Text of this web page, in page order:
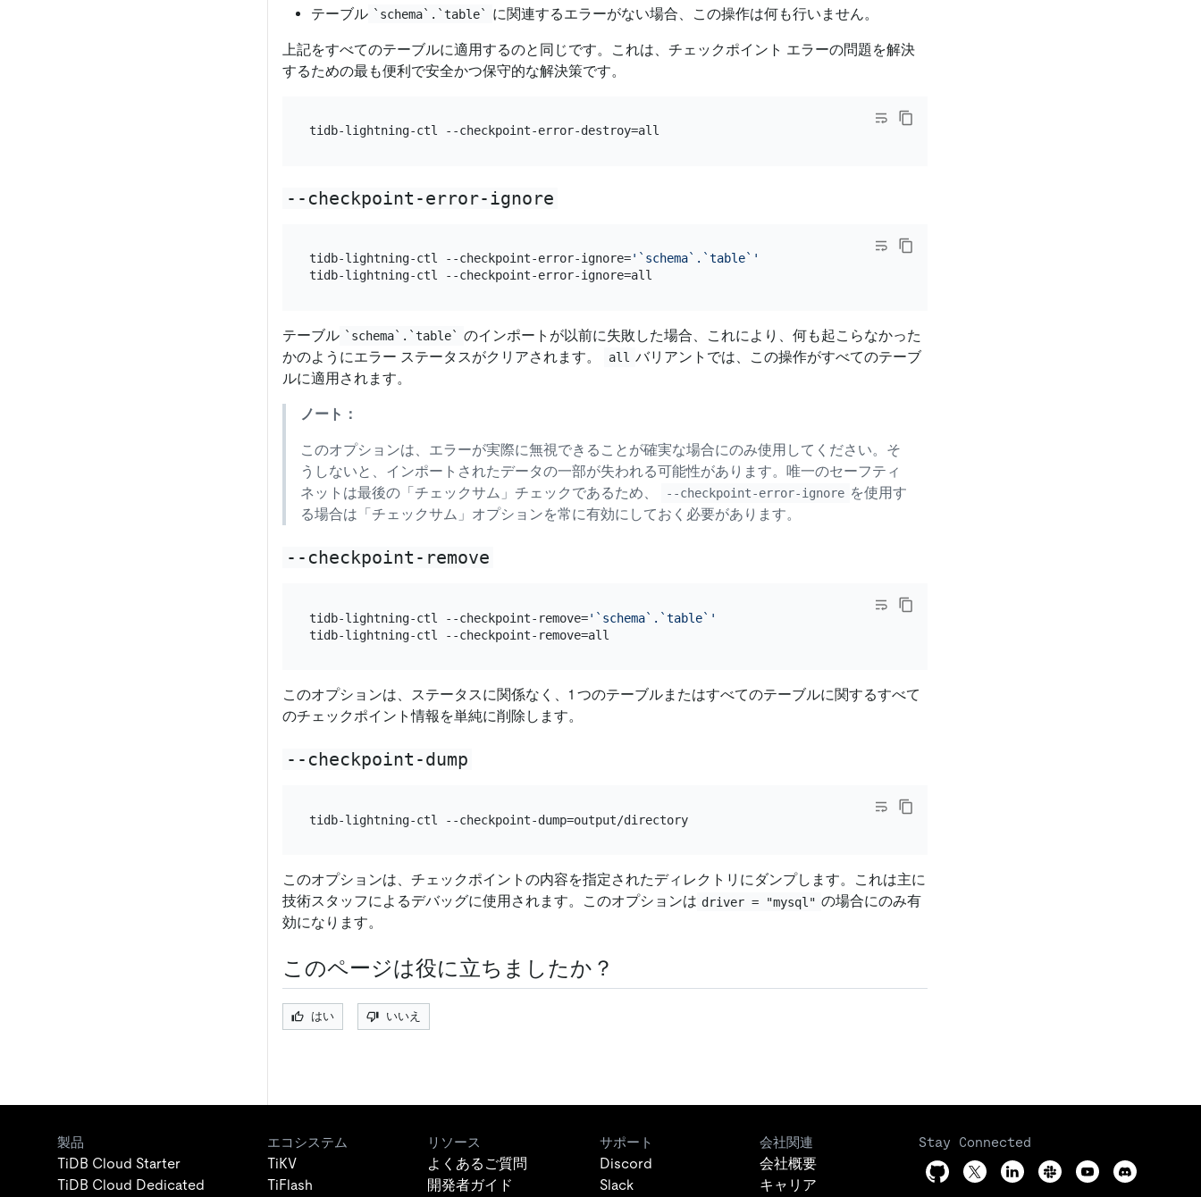
テーブル `schema`.`table` に関連するエラーがない場合、この操作は何も行いません。
上記をすべてのテーブルに適用するのと同じです。これは、チェックポイント エラーの問題を解決
するための最も便利で安全かつ保守的な解決策です。
--checkpoint-error-ignore
tidb-lightning-ctl --checkpoint-error-ignore='`schema`.`table`'
テーブル `schema`.`table` のインポートが以前に失敗した場合、これにより、何も起こらなかった
かのようにエラー ステータスがクリアされます。
all バリアントでは、この操作がすべてのテーブ
ルに適用されます。
ノート：
このオプションは、エラーが実際に無視できることが確実な場合にのみ使用してください。そ
うしないと、インポートされたデータの一部が失われる可能性があります。唯一のセーフティ
ネットは最後の「チェックサム」チェックであるため、
--checkpoint-error-ignore を使用す
る場合は「チェックサム」オプションを常に有効にしておく必要があります。
--checkpoint-remove
tidb-lightning-ctl --checkpoint-remove='`schema`.`table`'
このオプションは、ステータスに関係なく、1 つのテーブルまたはすべてのテーブルに関するすべて
のチェックポイント情報を単純に削除します。
--checkpoint-dump
tidb-lightning-ctl --checkpoint-dump=output/directory
このオプションは、チェックポイントの内容を指定されたディレクトリにダンプします。これは主に
技術スタッフによるデバッグに使用されます。このオプションは driver = "mysql" の場合にのみ有
効になります。
このページは役に立ちましたか？
はい いいえ
製品
TiDB Cloud Starter
TiDB Cloud Dedicated
エコシステム
TiKV
TiFlash
リソース
よくあるご質問
開発者ガイド
サポート
Discord
Slack
会社関連
会社概要
キャリア
Stay Connected